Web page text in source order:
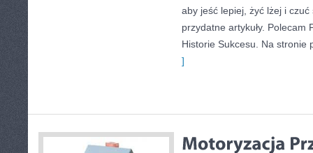
aby jeść lepiej, żyć lżej i
przydatne artykuły. Polecam
Historie Sukcesu. Na stronie
]